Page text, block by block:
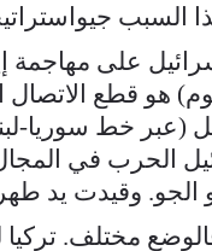
السبب
على مهاجمة
هو قطع الاتصال
(عبر خط سوريا-
الحرب في
الجو. وقيدت يد
مختلف. تركيا